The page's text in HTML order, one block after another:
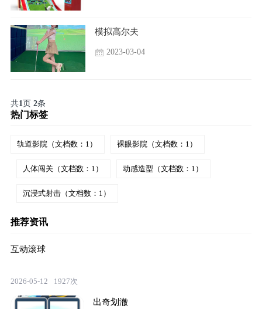
模拟高尔夫
2023-03-04
共1页 2条
热门标签
轨道影院（文档数：1） 裸眼影院（文档数：1）
人体闯关（文档数：1） 动感造型（文档数：1）
沉浸式射击（文档数：1）
推荐资讯
互动滚球
2026-05-12 1927次
出奇划澈